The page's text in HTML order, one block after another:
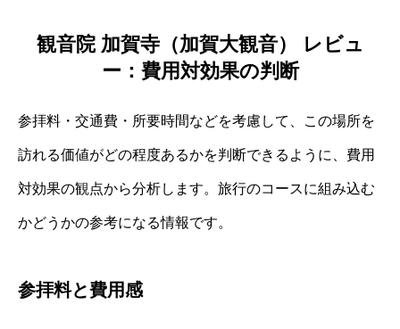
観音院 加賀寺（加賀大観音） レビュ
ー：費用対効果の判断
参拝料・交通費・所要時間などを考慮して、この場所を
訪れる価値がどの程度あるかを判断できるように、費用
対効果の観点から分析します。旅行のコースに組み込む
かどうかの参考になる情報です。
参拝料と費用感